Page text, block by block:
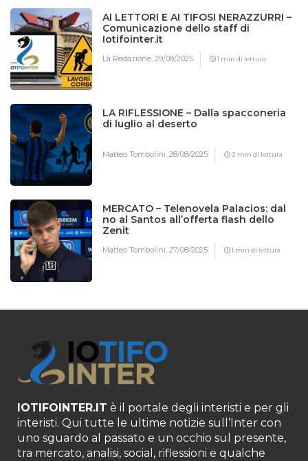
AI LETTORI E AI TIFOSI NERAZZURRI –
Comunicazione dello staff di
Iotifointer.it
La Redazione,29/08/2025 1 min di lettura
LA RIFLESSIONE – Dalla spacconeria
di luglio al deserto
Matteo Tombolini,28/08/2025 2 min di lettura
MERCATO – Telenovela Palacios: dal
no al Santos all’offerta flash dello
Zenit
Matteo Tombolini,27/08/2025 1 min di lettura
IOTIFOINTER.IT è il portale degli interisti e per gli
interisti. Qui tutte le ultime notizie sull’Inter con
uno sguardo al passato e un occhio sul presente,
tra mercato, analisi, social, riflessioni e qualche